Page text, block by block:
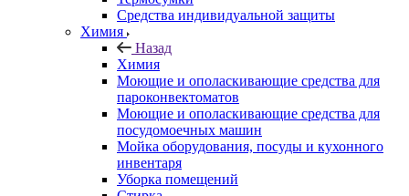
Средства индивидуальной защиты
Химия
Назад
Химия
Моющие и ополаскивающие средства для
пароконвектоматов
Моющие и ополаскивающие средства для
посудомоечных машин
Мойка оборудования, посуды и кухонного
инвентаря
Уборка помещений